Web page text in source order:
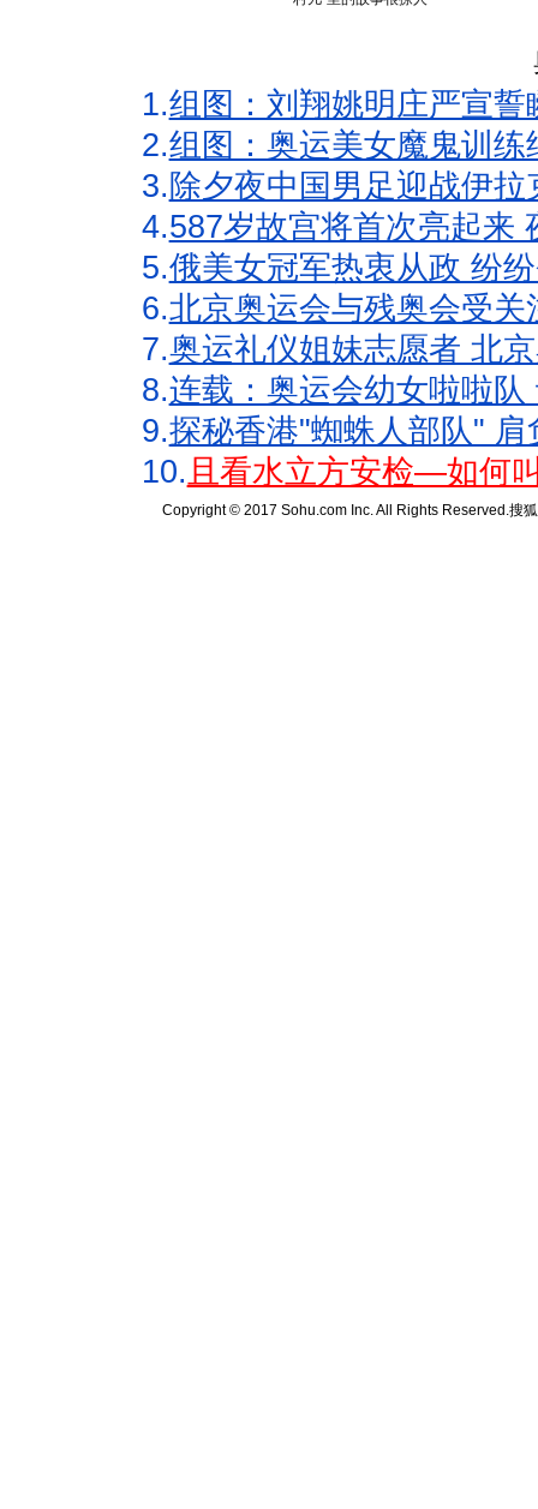
1.组图：刘翔姚明庄严宣
2.组图：奥运美女魔鬼训
3. 除夕夜中国男足迎战伊
4.587岁故宫将首次亮起来
5.俄美女冠军热衷从政 纷
6.北京奥运会与残奥会受
7.奥运礼仪姐妹志愿者 北
8.连载：奥运会幼女啦啦
9.探秘香港"蜘蛛人部队"
10.且看水立方安检—如何
Copyright © 2017 Sohu.com Inc. All Rights Reserved.搜